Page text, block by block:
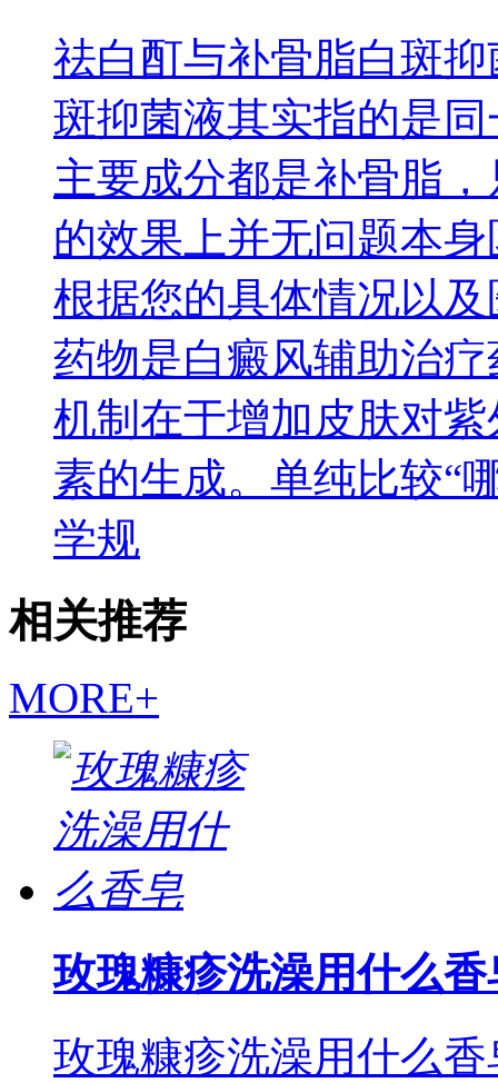
祛白酊与补骨脂白斑
斑抑菌液其实指的是
主要成分都是补骨脂
的效果上并无问题本
根据您的具体情况以
药物是白癜风辅助治
机制在于增加皮肤对
素的生成。单纯比较“
学规
相关推荐
MORE+
玫瑰糠疹洗澡用什么香
玫瑰糠疹洗澡用什么